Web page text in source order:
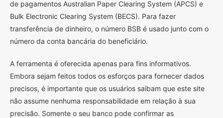
de pagamentos Australian Paper Clearing System (APCS) e
Bulk Electronic Clearing System (BECS). Para fazer
transferência de dinheiro, o número BSB é usado junto com o
número da conta bancária do beneficiário.
A ferramenta é oferecida apenas para fins informativos.
Embora sejam feitos todos os esforços para fornecer dados
precisos, é importante que os usuários saibam que este site
não assume nenhuma responsabilidade em relação à sua
precisão. Somente o seu banco pode confirmar as